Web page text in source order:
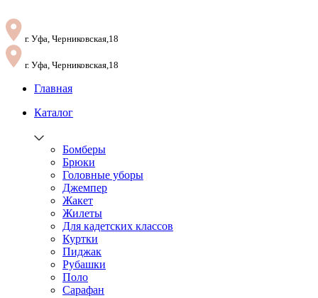
г. Уфа, Черниковская,18
г. Уфа, Черниковская,18
Главная
Каталог
Бомберы
Брюки
Головные уборы
Джемпер
Жакет
Жилеты
Для кадетских классов
Куртки
Пиджак
Рубашки
Поло
Сарафан